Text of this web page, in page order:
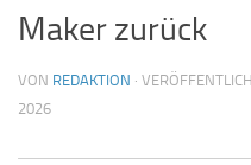
Maker zurück
VON REDAKTION ·
2026